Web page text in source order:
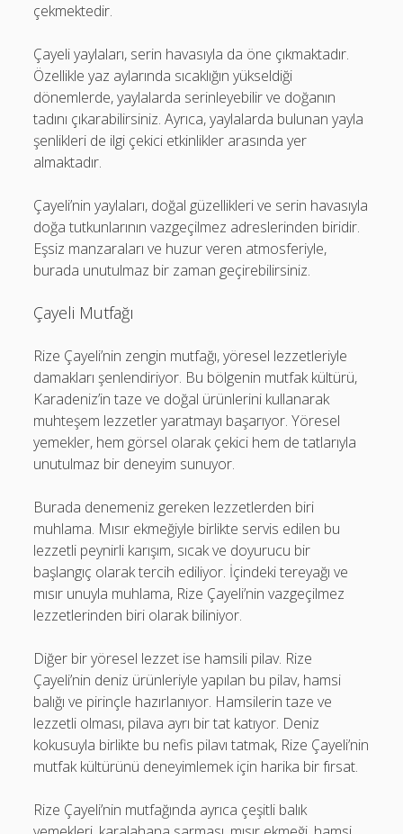
çekmektedir.
Çayeli yaylaları, serin havasıyla da öne çıkmaktadır.
Özellikle yaz aylarında sıcaklığın yükseldiği
dönemlerde, yaylalarda serinleyebilir ve doğanın
tadını çıkarabilirsiniz. Ayrıca, yaylalarda bulunan yayla
şenlikleri de ilgi çekici etkinlikler arasında yer
almaktadır.
Çayeli’nin yaylaları, doğal güzellikleri ve serin havasıyla
doğa tutkunlarının vazgeçilmez adreslerinden biridir.
Eşsiz manzaraları ve huzur veren atmosferiyle,
burada unutulmaz bir zaman geçirebilirsiniz.
Çayeli Mutfağı
Rize Çayeli’nin zengin mutfağı, yöresel lezzetleriyle
damakları şenlendiriyor. Bu bölgenin mutfak kültürü,
Karadeniz’in taze ve doğal ürünlerini kullanarak
muhteşem lezzetler yaratmayı başarıyor. Yöresel
yemekler, hem görsel olarak çekici hem de tatlarıyla
unutulmaz bir deneyim sunuyor.
Burada denemeniz gereken lezzetlerden biri
muhlama. Mısır ekmeğiyle birlikte servis edilen bu
lezzetli peynirli karışım, sıcak ve doyurucu bir
başlangıç olarak tercih ediliyor. İçindeki tereyağı ve
mısır unuyla muhlama, Rize Çayeli’nin vazgeçilmez
lezzetlerinden biri olarak biliniyor.
Diğer bir yöresel lezzet ise hamsili pilav. Rize
Çayeli’nin deniz ürünleriyle yapılan bu pilav, hamsi
balığı ve pirinçle hazırlanıyor. Hamsilerin taze ve
lezzetli olması, pilava ayrı bir tat katıyor. Deniz
kokusuyla birlikte bu nefis pilavı tatmak, Rize Çayeli’nin
mutfak kültürünü deneyimlemek için harika bir fırsat.
Rize Çayeli’nin mutfağında ayrıca çeşitli balık